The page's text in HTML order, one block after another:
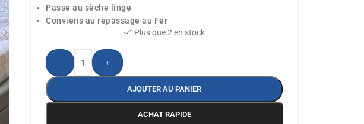
Passe au sèche linge
Conviens au repassage au Fer
Plus que 2 en stock
- +
AJOUTER AU PANIER
ACHAT RAPIDE